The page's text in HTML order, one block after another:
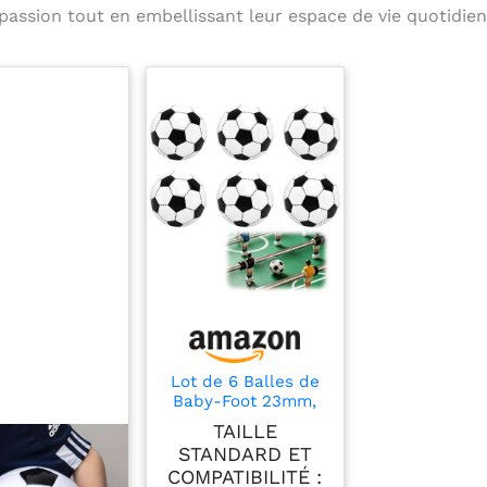
tout en embellissant leur espace de vie
Lot de 6 Balles de
Baby-Foot 23mm,
Mini Balle Babyfoot
en Plastique
Durable, Ballons de
Remplacement
TAILLE
STANDARD ET
COMPATIBILITÉ :